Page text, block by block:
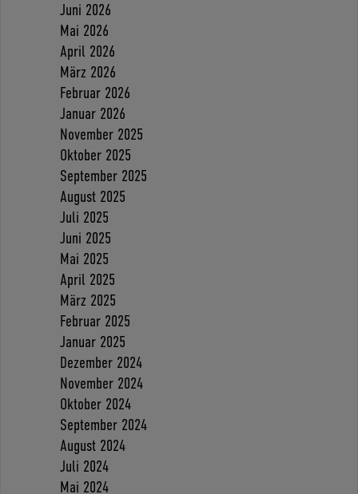
Juni 2026
Mai 2026
April 2026
März 2026
Februar 2026
Januar 2026
November 2025
Oktober 2025
September 2025
August 2025
Juli 2025
Juni 2025
Mai 2025
April 2025
März 2025
Februar 2025
Januar 2025
Dezember 2024
November 2024
Oktober 2024
September 2024
August 2024
Juli 2024
Mai 2024